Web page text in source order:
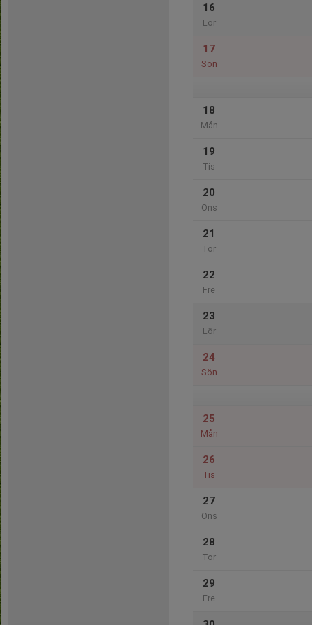
16
Lör
17
Sön
18
Mån
19
Tis
20
Ons
21
Tor
22
Fre
23
Lör
24
Sön
25
Mån
26
Tis
27
Ons
28
Tor
29
Fre